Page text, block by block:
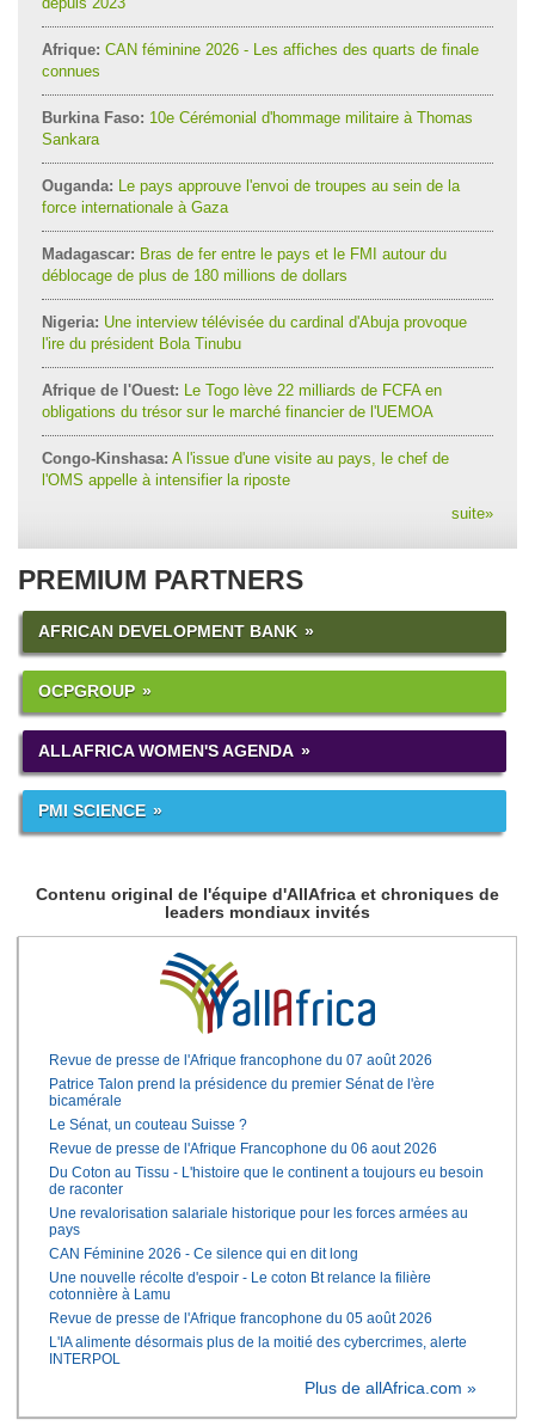
Afrique: CAN féminine 2026 - Les affiches des quarts de finale
connues
Burkina Faso: 10e Cérémonial d'hommage militaire à Thomas
Sankara
Ouganda: Le pays approuve l'envoi de troupes au sein de la
force internationale à Gaza
Madagascar: Bras de fer entre le pays et le FMI autour du
déblocage de plus de 180 millions de dollars
Nigeria: Une interview télévisée du cardinal d'Abuja provoque
l'ire du président Bola Tinubu
Afrique de l'Ouest: Le Togo lève 22 milliards de FCFA en
obligations du trésor sur le marché financier de l'UEMOA
Congo-Kinshasa: A l'issue d'une visite au pays, le chef de
l'OMS appelle à intensifier la riposte
suite»
PREMIUM PARTNERS
AFRICAN DEVELOPMENT BANK
OCPGROUP
ALLAFRICA WOMEN'S AGENDA
PMI SCIENCE
Contenu original de l'équipe d'AllAfrica et chroniques de
leaders mondiaux invités
Revue de presse de l'Afrique francophone du 07 août 2026
Patrice Talon prend la présidence du premier Sénat de l'ère
bicamérale
Le Sénat, un couteau Suisse ?
Revue de presse de l'Afrique Francophone du 06 aout 2026
Du Coton au Tissu - L'histoire que le continent a toujours eu besoin
de raconter
Une revalorisation salariale historique pour les forces armées au
pays
CAN Féminine 2026 - Ce silence qui en dit long
Une nouvelle récolte d'espoir - Le coton Bt relance la filière
cotonnière à Lamu
Revue de presse de l'Afrique francophone du 05 août 2026
L'IA alimente désormais plus de la moitié des cybercrimes, alerte
INTERPOL
Plus de allAfrica.com »